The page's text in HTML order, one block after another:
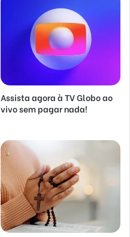
Assista agora à TV Globo ao
vivo sem pagar nada!